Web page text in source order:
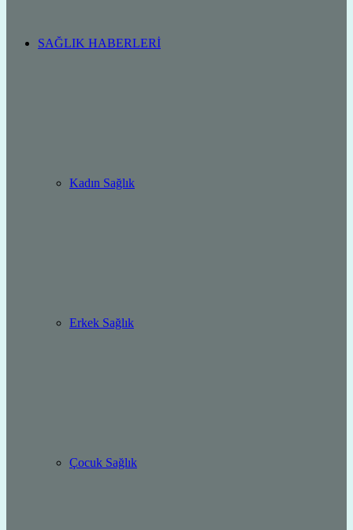
SAĞLIK HABERLERI
Kadın Sağlık
Erkek Sağlık
Çocuk Sağlık